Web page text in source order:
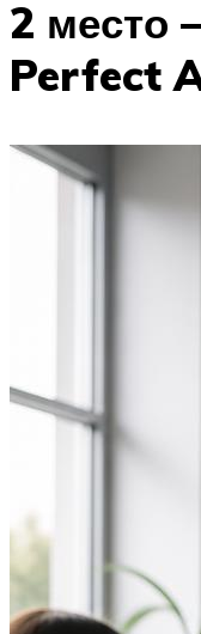
2 место
Perfect